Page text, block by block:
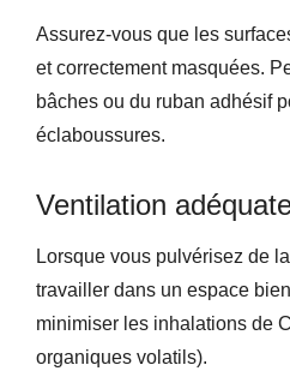
Assurez-vous que les
et correctement masquées.
bâches ou du ruban adhésif
éclaboussures.
Ventilation
Lorsque vous pulvérisez de
travailler dans un espace
minimiser les inhalations de
organiques volatils).